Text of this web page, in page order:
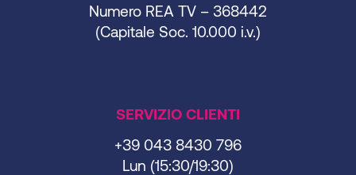
Numero REA TV – 368442
(Capitale Soc. 10.000 i.v.)
SERVIZIO CLIENTI
+39 043 8430 796
Lun (15:30/19:30)